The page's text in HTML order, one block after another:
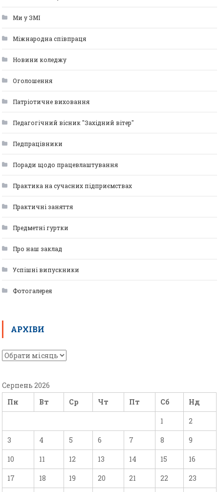
Ми у ЗМІ
Міжнародна співпраця
Новини коледжу
Оголошення
Патріотичне виховання
Педагогічний вісник "Західний вітер"
Педпрацівники
Поради щодо працевлаштування
Практика на сучасних підприємствах
Практичні заняття
Предметні гуртки
Про наш заклад
Успішні випускники
Фотогалерея
АРХІВИ
Серпень 2026
Пн
Вт Ср Чт Пт Сб Нд
1 2
3 4 5 6 7 8 9
10 11 12 13 14 15 16
17 18 19 20 21 22 23